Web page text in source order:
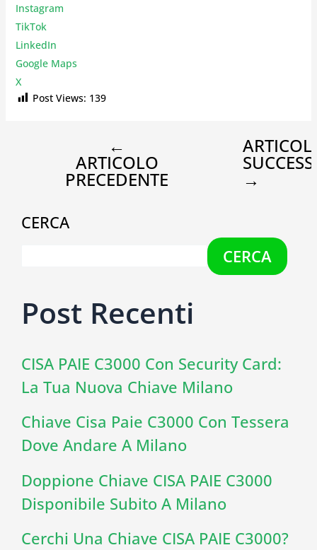
Instagram
TikTok
LinkedIn
Google Maps
X
Post Views: 139
←
ARTICOLO
PRECEDENTE →
CERCA
CERCA
Post Recenti
CISA PAIE C3000 Con Security Card:
La Tua Nuova Chiave Milano
Chiave Cisa Paie C3000 Con Tessera
Dove Andare A Milano
Doppione Chiave CISA PAIE C3000
Disponibile Subito A Milano
Cerchi Una Chiave CISA PAIE C3000?